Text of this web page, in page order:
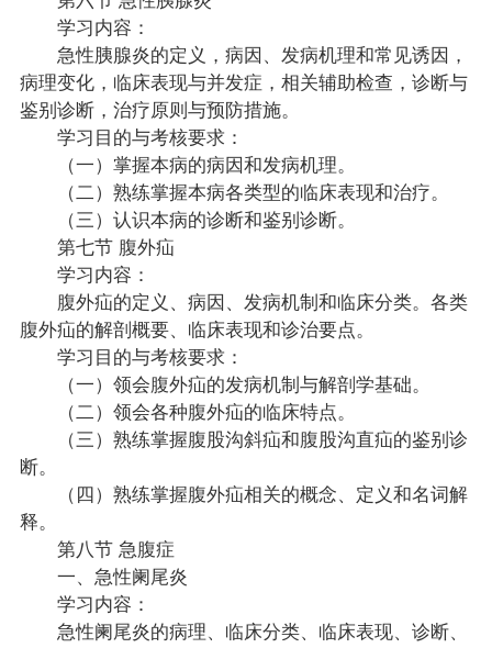
学习内容：
急性胰腺炎的定义，病因、发病机理和常见诱因，
病理变化，临床表现与并发症，相关辅助检查，诊断与
鉴别诊断，治疗原则与预防措施。
学习目的与考核要求：
（一）掌握本病的病因和发病机理。
（二）熟练掌握本病各类型的临床表现和治疗。
（三）认识本病的诊断和鉴别诊断。
第七节 腹外疝
学习内容：
腹外疝的定义、病因、发病机制和临床分类。各类
腹外疝的解剖概要、临床表现和诊治要点。
学习目的与考核要求：
（一）领会腹外疝的发病机制与解剖学基础。
（二）领会各种腹外疝的临床特点。
（三）熟练掌握腹股沟斜疝和腹股沟直疝的鉴别诊
断。
（四）熟练掌握腹外疝相关的概念、定义和名词解
释。
第八节 急腹症
一、急性阑尾炎
学习内容：
急性阑尾炎的病理、临床分类、临床表现、诊断、